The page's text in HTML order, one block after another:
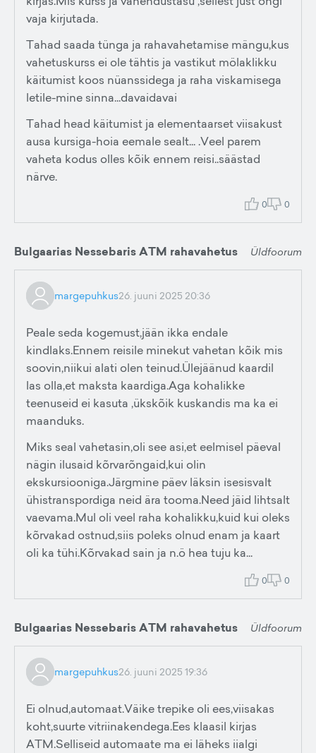
vaja kirjutada.
Tahad saada tünga ja rahavahetamise mängu,kus
vahetuskurss ei ole tähtis ja vastikut mölaklikku
käitumist koos nüanssidega ja raha viskamisega
letile-mine sinna...davaidavai
Tahad head käitumist ja elementaarset viisakust
ausa kursiga-hoia eemale sealt... .Veel parem
vaheta kodus olles kõik ennem reisi..säästad
närve.
0 0
Bulgaarias Nessebaris ATM rahavahetus Üldfoorum
margepuhkus26. juuni 2025 20:36
Peale seda kogemust,jään ikka endale
kindlaks.Ennem reisile minekut vahetan kõik mis
soovin,niikui alati olen teinud.Ülejäänud kaardil
las olla,et maksta kaardiga.Aga kohalikke
teenuseid ei kasuta ,ükskõik kuskandis ma ka ei
maanduks.
Miks seal vahetasin,oli see asi,et eelmisel päeval
nägin ilusaid kõrvarõngaid,kui olin
ekskursiooniga.Järgmine päev läksin isesisvalt
ühistranspordiga neid ära tooma.Need jäid lihtsalt
vaevama.Mul oli veel raha kohalikku,kuid kui oleks
kõrvakad ostnud,siis poleks olnud enam ja kaart
oli ka tühi.Kõrvakad sain ja n.ö hea tuju ka...
0 0
Bulgaarias Nessebaris ATM rahavahetus Üldfoorum
margepuhkus26. juuni 2025 19:36
Ei olnud,automaat.Väike trepike oli ees,viisakas
koht,suurte vitriinakendega.Ees klaasil kirjas
ATM.Selliseid automaate ma ei läheks iialgi